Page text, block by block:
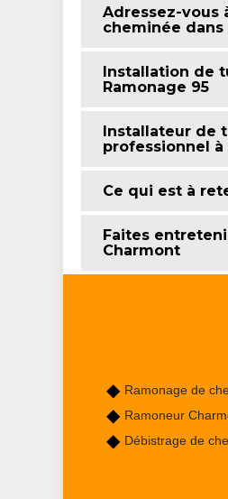
Adressez-vous
cheminée dans
Installation de
Ramonage 95
Installateur de
professionnel
Ce qui est à
Faites
Charmont
Ramonage de
Ramoneur
Débistrage de